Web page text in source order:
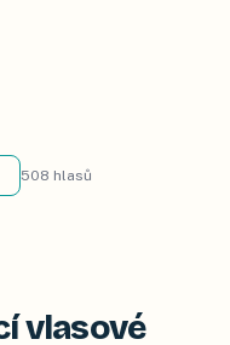
508 hlasů
vlasové